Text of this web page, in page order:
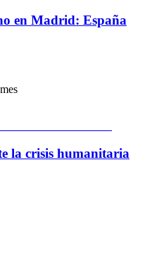
en Madrid: España
la crisis humanitaria